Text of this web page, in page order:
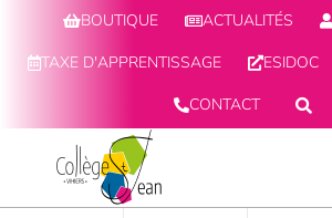
BOUTIQUE ACTUALITÉS
TAXE D'APPRENTISSAGE
ESIDOC
CONTACT